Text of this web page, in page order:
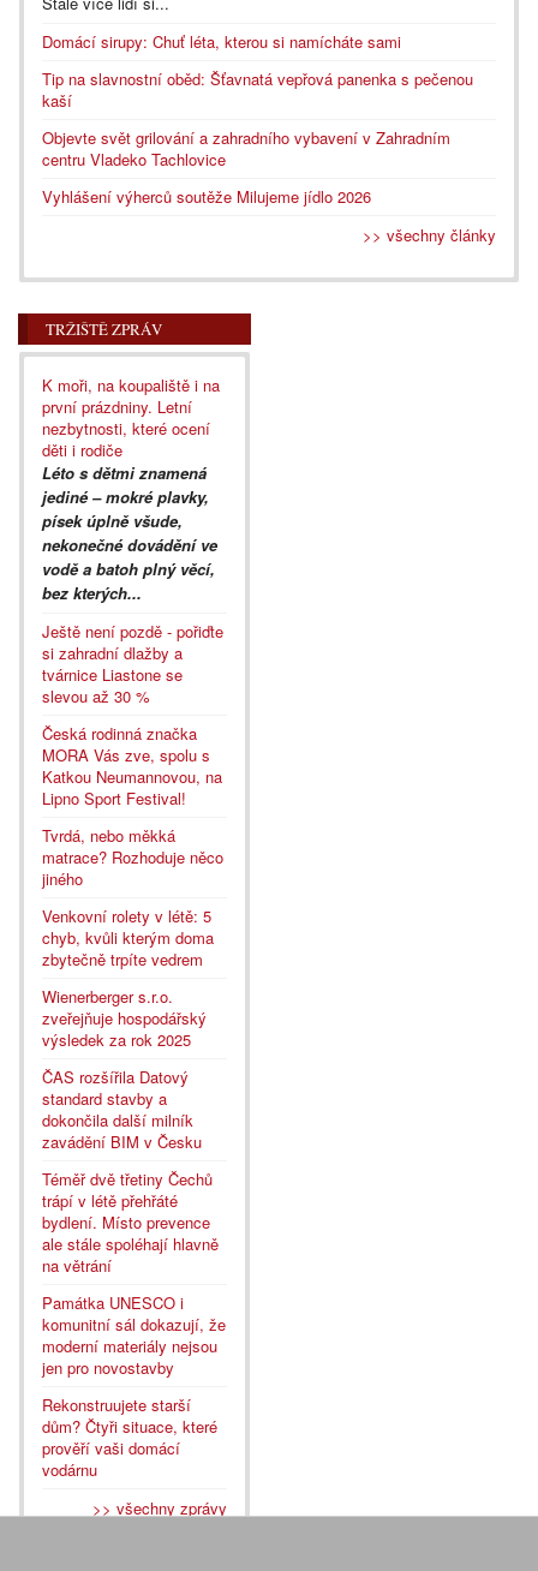
Domácí sirupy: Chuť léta, kterou si namícháte sami
Tip na slavnostní oběd: Šťavnatá vepřová panenka s pečenou
kaší
Objevte svět grilování a zahradního vybavení v Zahradním
centru Vladeko Tachlovice
Vyhlášení výherců soutěže Milujeme jídlo 2026
>> všechny články
TRŽIŠTĚ ZPRÁV
K moři, na koupaliště i na
první prázdniny. Letní
nezbytnosti, které ocení
děti i rodiče
Léto s dětmi znamená
jediné – mokré plavky,
písek úplně všude,
nekonečné dovádění ve
vodě a batoh plný věcí,
bez kterých...
Ještě není pozdě - pořiďte
si zahradní dlažby a
tvárnice Liastone se
slevou až 30 %
Česká rodinná značka
MORA Vás zve, spolu s
Katkou Neumannovou, na
Lipno Sport Festival!
Tvrdá, nebo měkká
matrace? Rozhoduje něco
jiného
Venkovní rolety v létě: 5
chyb, kvůli kterým doma
zbytečně trpíte vedrem
Wienerberger s.r.o.
zveřejňuje hospodářský
výsledek za rok 2025
ČAS rozšířila Datový
standard stavby a
dokončila další milník
zavádění BIM v Česku
Téměř dvě třetiny Čechů
trápí v létě přehřáté
bydlení. Místo prevence
ale stále spoléhají hlavně
na větrání
Památka UNESCO i
komunitní sál dokazují, že
moderní materiály nejsou
jen pro novostavby
Rekonstruujete starší
dům? Čtyři situace, které
prověří vaši domácí
vodárnu
>> všechny zprávy